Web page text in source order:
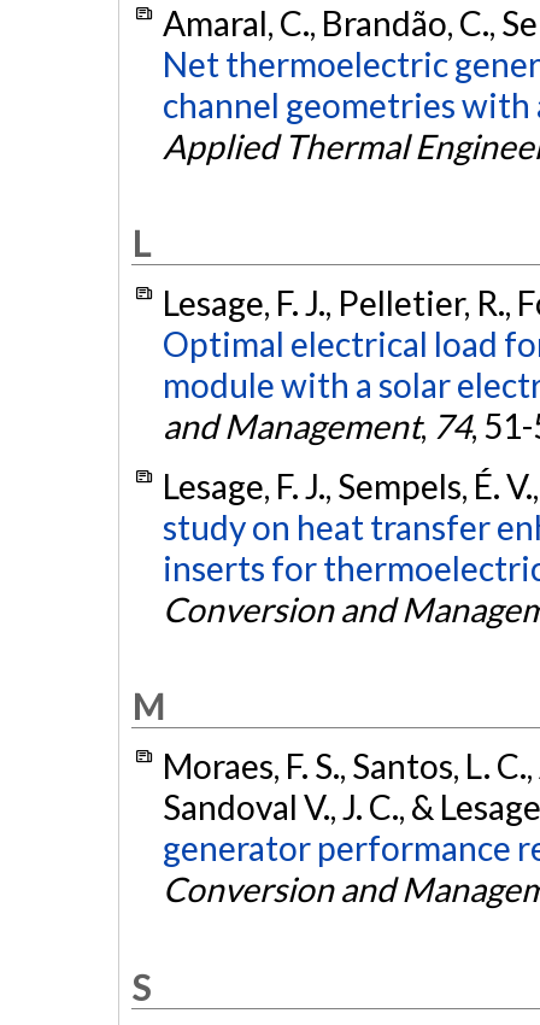
Amaral, C., Brandão, C.,
Net thermoelectric
channel geometries
Applied Thermal
L
Lesage, F. J., Pelletier, R.,
Optimal electrical load
module with a solar
and Management, 74,
Lesage, F. J., Sempels, É.
study on heat transfer
inserts for
Conversion and
M
Moraes, F. S., Santos, L.
Sandoval V., J. C., &
generator performance
Conversion and
S